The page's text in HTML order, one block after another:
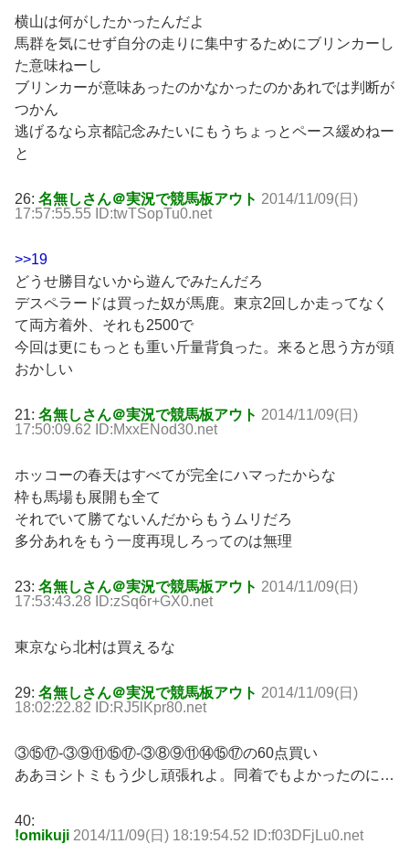
横山は何がしたかったんだよ
馬群を気にせず自分の走りに集中するためにブリンカーし
た意味ねーし
ブリンカーが意味あったのかなかったのかあれでは判断が
つかん
逃げるなら京都記念みたいにもうちょっとペース緩めねー
と
26: 名無しさん＠実況で競馬板アウト 2014/11/09(日)
17:57:55.55 ID:twTSopTu0.net
>>19
どうせ勝目ないから遊んでみたんだろ
デスペラードは買った奴が馬鹿。東京2回しか走ってなく
て両方着外、それも2500で
今回は更にもっとも重い斤量背負った。来ると思う方が頭
おかしい
21: 名無しさん＠実況で競馬板アウト 2014/11/09(日)
17:50:09.62 ID:MxxENod30.net
ホッコーの春天はすべてが完全にハマったからな
枠も馬場も展開も全て
それでいて勝てないんだからもうムリだろ
多分あれをもう一度再現しろってのは無理
23: 名無しさん＠実況で競馬板アウト 2014/11/09(日)
17:53:43.28 ID:zSq6r+GX0.net
東京なら北村は買えるな
29: 名無しさん＠実況で競馬板アウト 2014/11/09(日)
18:02:22.82 ID:RJ5lKpr80.net
③⑮⑰-③⑨⑪⑮⑰-③⑧⑨⑪⑭⑮⑰の60点買い
ああヨシトミもう少し頑張れよ。同着でもよかったのに…
40:
!omikuji 2014/11/09(日) 18:19:54.52 ID:f03DFjLu0.net